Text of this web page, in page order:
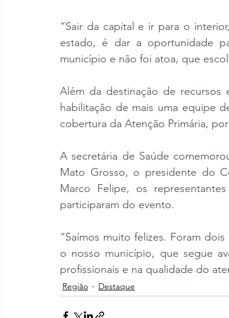
“Sair da capital e ir para o
estado, é dar a oportunidade
município e não foi atoa, que
Além da destinação de
habilitação de mais uma equipe
cobertura da Atenção Primária,
A secretária de Saúde
Mato Grosso, o presidente do
Marco Felipe, os
participaram do evento.
“Saímos muito felizes. Foram
o nosso município, que segue
profissionais e na qualidade do
Região Destaque